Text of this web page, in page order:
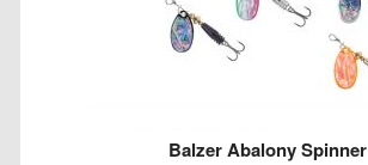
Balzer Abalony Spinner